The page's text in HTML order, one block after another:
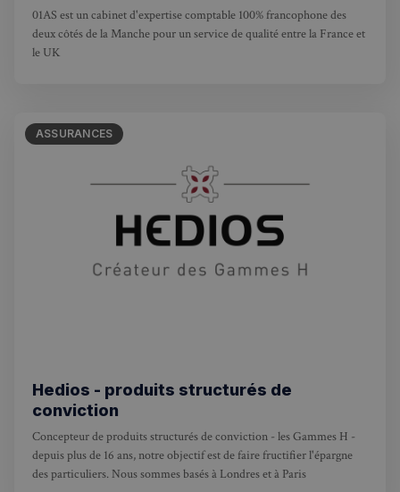
01AS est un cabinet d'expertise comptable 100% francophone des
deux côtés de la Manche pour un service de qualité entre la France et
le UK
ASSURANCES
Hedios - produits structurés de
conviction
Concepteur de produits structurés de conviction - les Gammes H -
depuis plus de 16 ans, notre objectif est de faire fructifier l'épargne
des particuliers. Nous sommes basés à Londres et à Paris